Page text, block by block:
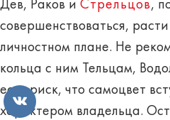
Дев, Раков и Стрельцов,
совершенствоваться,
личностном плане. Не
кольца с ним Тельцам,
есть риск, что самоцвет
характером владельца.